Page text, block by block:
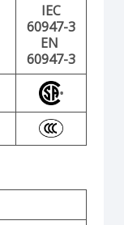
IEC
60947-3
EN
60947-3